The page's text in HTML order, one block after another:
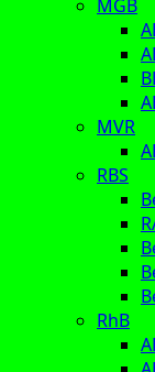
MGB
MVR
RBS
RhB